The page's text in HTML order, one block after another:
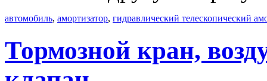
автомобиль, амортизатор, гидравлический телескопический
Тормозной кран,